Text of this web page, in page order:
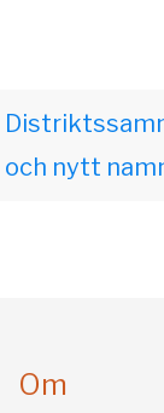
och nytt
Om